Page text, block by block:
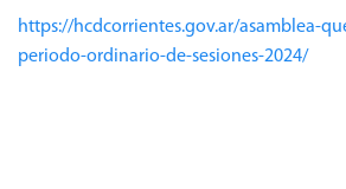
https://hcdcorrientes.gov.ar/asamblea-
periodo-ordinario-de-sesiones-2024/